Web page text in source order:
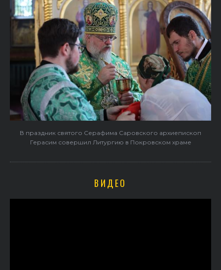
В праздник святого Серафима Саровского архиепископ
Герасим совершил Литургию в Покровском храме
ВИДЕО